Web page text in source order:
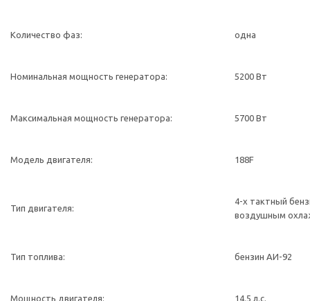
Количество фаз: одна
Номинальная мощность генератора: 5200 Вт
Максимальная мощность генератора: 5700 Вт
Модель двигателя: 188F
Тип двигателя:
4-х тактный
воздушным
Тип топлива: бензин АИ-92
Мощность двигателя: 14.5 л.с.